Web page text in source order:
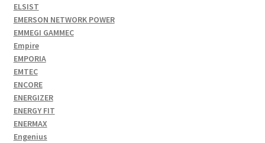
ELSIST
EMERSON NETWORK POWER
EMMEGI GAMMEC
Empire
EMPORIA
EMTEC
ENCORE
ENERGIZER
ENERGY FIT
ENERMAX
Engenius